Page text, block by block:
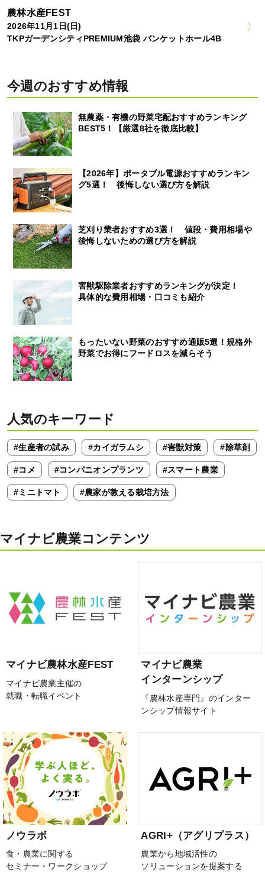
農林水産FEST
2026年11月1日(日)
TKPガーデンシティPREMIUM池袋 バンケットホール4B
今週のおすすめ情報
無農薬・有機の野菜宅配おすすめランキング
BEST5！【厳選8社を徹底比較】
【2026年】ポータブル電源おすすめランキン
グ5選！ 後悔しない選び方を解説
芝刈り業者おすすめ3選！ 値段・費用相場や
後悔しないための選び方を解説
害獣駆除業者おすすめランキングが決定！
具体的な費用相場・口コミも紹介
もったいない野菜のおすすめ通販5選！規格外
野菜でお得にフードロスを減らそう
人気のキーワード
#生産者の試み #カイガラムシ #害獣対策 #除草剤
#コメ #コンパニオンプランツ #スマート農業
#ミニトマト #農家が教える栽培方法
マイナビ農業コンテンツ
マイナビ農林水産FEST
マイナビ農業主催の
就職・転職イベント
マイナビ農業
インターンシップ
『農林水産専門』のインター
ンシップ情報サイト
ノウラボ
食・農業に関する
セミナー・ワークショップ
AGRI+（アグリプラス）
農業から地域活性の
ソリューションを提案する